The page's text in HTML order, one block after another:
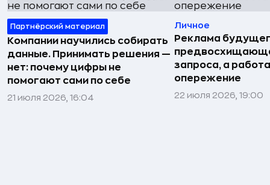
Партнёрский материал
Компании научились собирать
данные. Принимать решения —
нет: почему цифры не
помогают сами по себе
21 июля 2026, 16:04
Личное
Реклама
запроса, а
опережение
22 июля 2026, 19:00